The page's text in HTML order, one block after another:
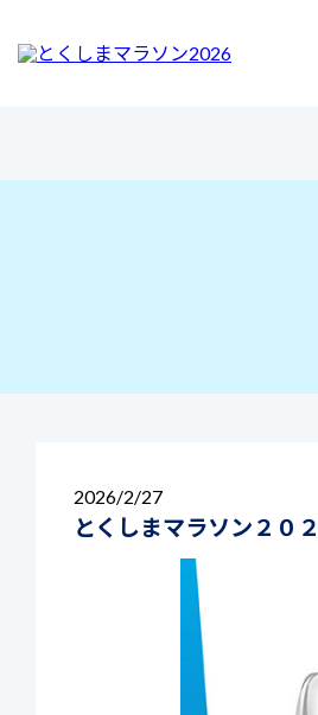
2026 2/27
とくしまマラソン２０